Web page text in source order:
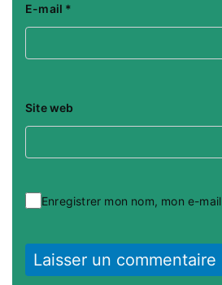
E-mail *
Site web
Enregistrer mon nom, mon e-